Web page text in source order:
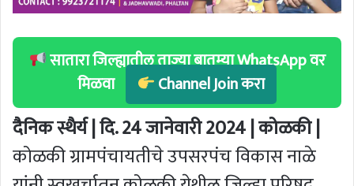
सातारा जिल्ह्यातील ताज्या बातम्या WhatsApp वर
मिळवा
Channel Join करा
दैनिक स्थैर्य | दि. 24 जानेवारी 2024 | कोळकी |
कोळकी ग्रामपंचायतीचे उपसरपंच विकास नाळे